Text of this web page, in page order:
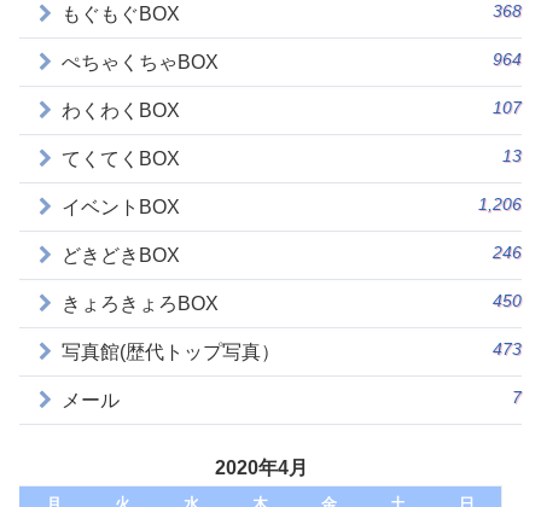
もぐもぐBOX 368
ぺちゃくちゃBOX 964
わくわくBOX 107
てくてくBOX 13
イベントBOX 1,206
どきどきBOX 246
きょろきょろBOX 450
写真館(歴代トップ写真） 473
メール 7
2020年4月